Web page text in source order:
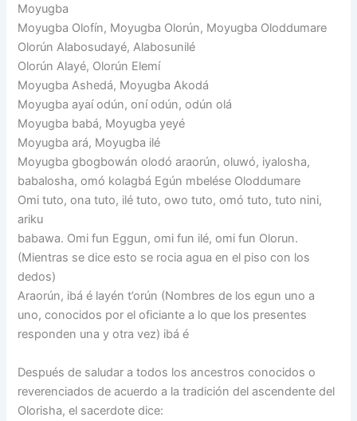
Moyugba
Moyugba Olofín, Moyugba Olorún, Moyugba Oloddumare
Olorún Alabosudayé, Alabosunilé
Olorún Alayé, Olorún Elemí
Moyugba Ashedá, Moyugba Akodá
Moyugba ayaí odún, oní odún, odún olá
Moyugba babá, Moyugba yeyé
Moyugba ará, Moyugba ilé
Moyugba gbogbowán olodó araorún, oluwó, iyalosha,
babalosha, omó kolagbá Egún mbelése Oloddumare
Omi tuto, ona tuto, ilé tuto, owo tuto, omó tuto, tuto nini,
ariku
babawa. Omi fun Eggun, omi fun ilé, omi fun Olorun.
(Mientras se dice esto se rocia agua en el piso con los
dedos)
Araorún, ibá é layén t’orún (Nombres de los egun uno a
uno, conocidos por el oficiante a lo que los presentes
responden una y otra vez) ibá é
Después de saludar a todos los ancestros conocidos o
reverenciados de acuerdo a la tradición del ascendente del
Olorisha, el sacerdote dice: